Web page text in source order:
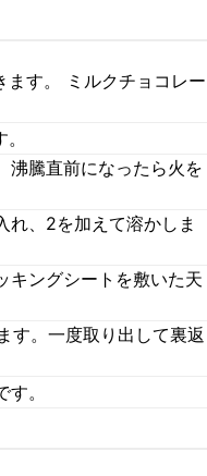
す。 ミルクチョコレー
沸騰直前になったら火を
れ、2を加えて溶かしま
キングシートを敷いた天
。一度取り出して裏返
。